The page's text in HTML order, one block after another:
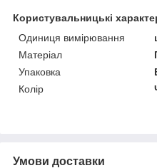
Користувальницькі
Одиниця вимірювання
Матеріал
Упаковка
Колір
Умови доставки